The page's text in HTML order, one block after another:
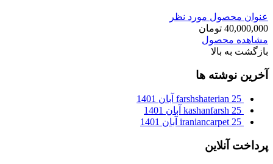
عنوان محصول مورد نظر
40,000,000 تومان
مشاهده محصول
بازگشت به بالا
آخرین نوشته ها
farshshaterian 25 آبان 1401
kashanfarsh 25 آبان 1401
iraniancarpet 25 آبان 1401
پرداخت آنلاین